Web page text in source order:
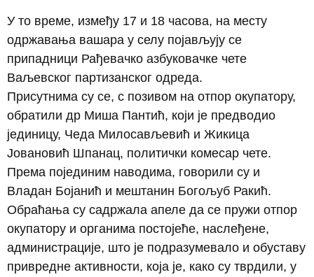
У то време, између 17 и 18 часова, на месту
одржавања вашара у селу појављују се
припадници Рађевачко азбуковачке чете
Ваљевског партизанског одреда.
Присутнима су се, с позивом на отпор окупатору,
обратили др Миша Пантић, који је предводио
јединицу, Чеда Милосављевић и Жикица
Јовановић Шпанац, политички комесар чете.
Према појединим наводима, говорили су и
Владан Бојанић и мештанин Богољуб Ракић.
Обраћања су садржала апеле да се пружи отпор
окупатору и органима постојеће, наслеђене,
администрације, што је подразумевало и обуставу
привредне активности, која је, како су тврдили, у